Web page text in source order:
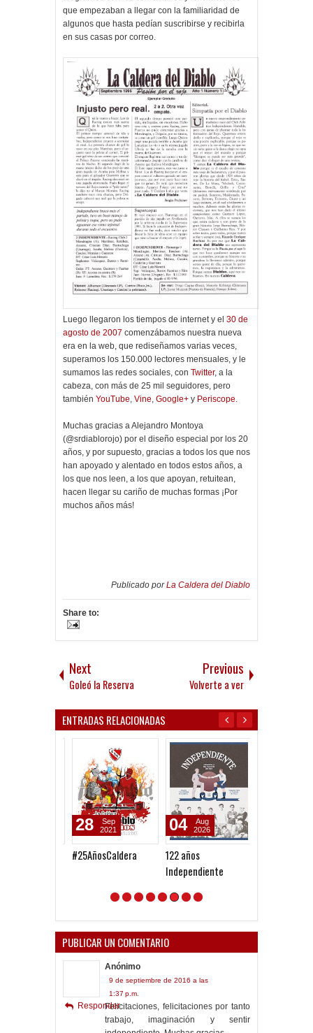
que empezaban a llegar con la familiaridad de
algunos que hasta pedían suscribirse y recibirla
en sus casas por correo.
Luego llegaron los tiempos de internet y el 30 de
agosto de 2007 comenzábamos nuestra nueva
era en la web, que rediseñamos varias veces,
superamos los 150.000 lectores mensuales, y le
sumamos las redes sociales, con Twitter, a la
cabeza, con más de 25 mil seguidores, pero
también YouTube, Vine, Google+ y Periscope.
Muchas gracias a Alejandro Montoya
(@srdiablorojo) por el diseño especial por los 20
años, y por supuesto, gracias a todos los que nos
han apoyado y alentado en todos estos años, a
los que nos leen, a los que apoyan, retuitean,
hacen llegar su cariño de muchas formas ¡Por
muchos años más!
Publicado porLa Caldera del Diablo
Share to:
Next
Goleó la Reserva
Previous
Volverte a ver
ENTRADAS RELACIONADAS
#25AñosCaldera
28
Sep
2021
122 años
Independiente
04
Aug
2026
PUBLICAR UN COMENTARIO
Anónimo
9 de septiembre de 2016 a las
1:37 p.m.
Felicitaciones, felicitaciones por tanto
trabajo, imaginación y sentir
independiente. Muchas gracias.
Responder